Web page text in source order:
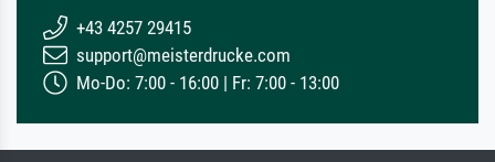
+43 4257 29415
support@meisterdrucke.com
Mo-Do: 7:00 - 16:00 | Fr: 7:00 - 13:00